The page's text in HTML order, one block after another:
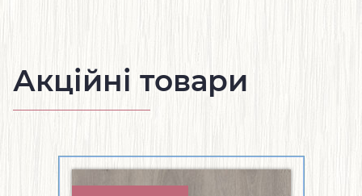
Акційні товари